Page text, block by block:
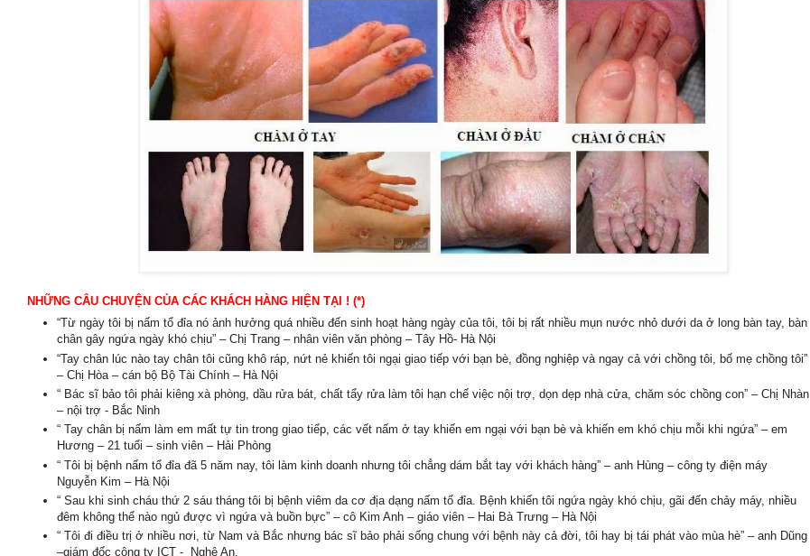
NHỮNG CÂU CHUYỆN CỦA CÁC KHÁCH HÀNG HI ỆN TẠI ! (*)
“Từ ngày tôi bị nấm tổ đỉa nó ảnh hưởng quá nhiều đến sinh hoạt hàng ngày của tôi, tôi bị rất nhiều mụn nước nhỏ dưới da ở long bàn tay, bàn
chân gây ngứa ngày khó chịu” – Chị Trang – nhân viên văn phòng – Tây Hồ- Hà Nội
“Tay chân lúc nào tay chân tôi cũng khô ráp, nứt nẻ khiến tôi ngại giao tiếp với bạn bè, đồng nghiệp và ngay cả với chồng tôi, bố mẹ chồng tôi”
– Chị Hòa – cán bộ Bộ Tài Chính – Hà Nội
“ Bác sĩ bảo tôi phải kiêng xà phòng, dầu rửa bát, chất tẩy rửa làm tôi hạn chế việc nội trợ, dọn dẹp nhà cửa, chăm sóc chồng con” – Chị Nhàn
– nội trợ - Bắc Ninh
“ Tay chân bị nấm làm em mất tự tin trong giao tiếp, các vết nấm ở tay khiến em ngại với bạn bè và khiến em khó chịu mỗi khi ngứa” – em
Hương – 21 tuổi – sinh viên – Hải Phòng
“ Tôi bị bệnh nấm tổ đỉa đã 5 năm nay, tôi làm kinh doanh nhưng tôi chẳng dám bắt tay với khách hàng” – anh Hùng – công ty điện máy
Nguyễn Kim – Hà Nội
“ Sau khi sinh cháu thứ 2 sáu tháng tôi bị bệnh viêm da cơ địa dạng nấm tổ đỉa. Bệnh khiến tôi ngứa ngày khó chịu, gãi đến chảy máy, nhiều
đêm không thể nào ngủ được vì ngứa và buồn bực” – cô Kim Anh – giáo viên – Hai Bà Trưng – Hà Nội
“ Tôi đi điều trị ở nhiều nơi, từ Nam và Bắc nhưng bác sĩ bảo phải sống chung với bệnh này cả đời, tôi hay bị tái phát vào mùa hè” – anh Dũng
–giám đốc công ty ICT - Nghệ An.